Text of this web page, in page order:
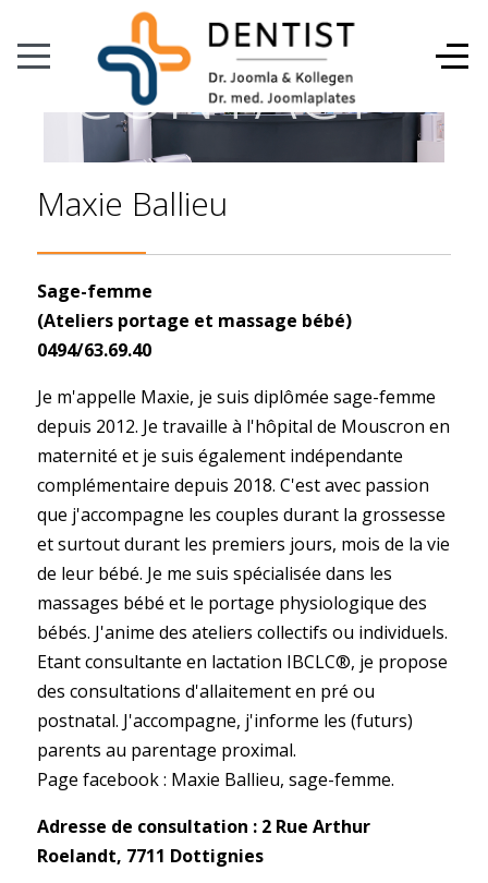
CONTACT
Maxie Ballieu
Sage-femme
(Ateliers portage et massage bébé)
0494/63.69.40
Je m'appelle Maxie, je suis diplômée sage-femme
depuis 2012. Je travaille à l'hôpital de Mouscron en
maternité et je suis également indépendante
complémentaire depuis 2018. C'est avec passion
que j'accompagne les couples durant la grossesse
et surtout durant les premiers jours, mois de la vie
de leur bébé. Je me suis spécialisée dans les
massages bébé et le portage physiologique des
bébés. J'anime des ateliers collectifs ou individuels.
Etant consultante en lactation IBCLC®, je propose
des consultations d'allaitement en pré ou
postnatal. J'accompagne, j'informe les (futurs)
parents au parentage proximal.
Page facebook : Maxie Ballieu, sage-femme.
Adresse de consultation : 2 Rue Arthur
Roelandt, 7711 Dottignies